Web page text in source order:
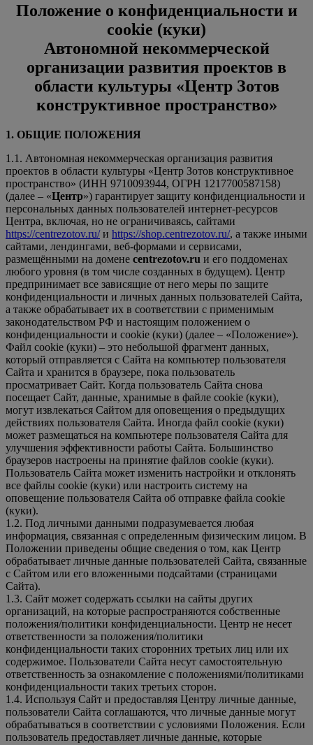
Положение о конфиденциальности и
cookie (куки)
Автономной некоммерческой
организации развития проектов в
области культуры «Центр Зотов
конструктивное пространство»
1. ОБЩИЕ ПОЛОЖЕНИЯ
1.1. Автономная некоммерческая организация развития
проектов в области культуры «Центр Зотов конструктивное
пространство» (ИНН 9710093944, ОГРН 1217700587158)
(далее – «Центр») гарантирует защиту конфиденциальности и
персональных данных пользователей интернет-ресурсов
Центра, включая, но не ограничиваясь, сайтами
https://centrezotov.ru/и https://shop.centrezotov.ru/, а также иными
сайтами, лендингами, веб-формами и сервисами,
размещёнными на домене centrezotov.ru и его поддоменах
любого уровня (в том числе созданных в будущем). Центр
предпринимает все зависящие от него меры по защите
конфиденциальности и личных данных пользователей Сайта,
а также обрабатывает их в соответствии с применимым
законодательством РФ и настоящим положением о
конфиденциальности и cookie (куки) (далее – «Положение»).
Файл cookie (куки) – это небольшой фрагмент данных,
который отправляется с Сайта на компьютер пользователя
Сайта и хранится в браузере, пока пользователь
просматривает Сайт. Когда пользователь Сайта снова
посещает Сайт, данные, хранимые в файле cookie (куки),
могут извлекаться Сайтом для оповещения о предыдущих
действиях пользователя Сайта. Иногда файл cookie (куки)
может размещаться на компьютере пользователя Сайта для
улучшения эффективности работы Сайта. Большинство
браузеров настроены на принятие файлов cookie (куки).
Пользователь Сайта может изменить настройки и отклонять
все файлы cookie (куки) или настроить систему на
оповещение пользователя Сайта об отправке файла cookie
(куки).
1.2. Под личными данными подразумевается любая
информация, связанная с определенным физическим лицом. В
Положении приведены общие сведения о том, как Центр
обрабатывает личные данные пользователей Сайта, связанные
с Сайтом или его вложенными подсайтами (страницами
Сайта).
1.3. Сайт может содержать ссылки на сайты других
организаций, на которые распространяются собственные
положения/политики конфиденциальности. Центр не несет
ответственности за положения/политики
конфиденциальности таких сторонних третьих лиц или их
содержимое. Пользователи Сайта несут самостоятельную
ответственность за ознакомление с положениями/политиками
конфиденциальности таких третьих сторон.
1.4. Используя Сайт и предоставляя Центру личные данные,
пользователи Сайта соглашаются, что личные данные могут
обрабатываться в соответствии с условиями Положения. Если
пользователь предоставляет личные данные, которые